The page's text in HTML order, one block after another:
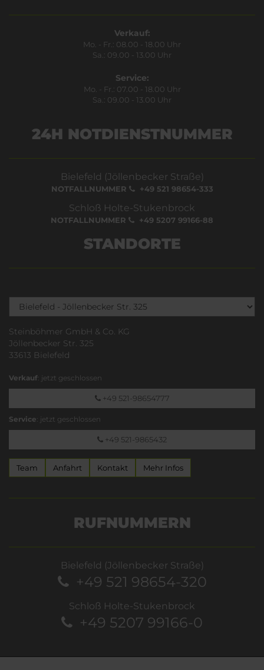
Verkauf:
Mo. - Fr.: 08.00 - 18.00 Uhr
Sa.: 09.00 - 13.00 Uhr
Service:
Mo. - Fr.: 07.00 - 18.00 Uhr
Sa.: 09.00 - 13.00 Uhr
24H NOTDIENSTNUMMER
Bielefeld (Jöllenbecker Straße)
NOTFALLNUMMER +49 521 98654-333
Schloß Holte-Stukenbrock
NOTFALLNUMMER +49 5207 99166-88
STANDORTE
Steinböhmer GmbH & Co. KG
Jöllenbecker Str. 325
33613 Bielefeld
Verkauf: jetzt geschlossen
+49 521-98654777
Service: jetzt geschlossen
+49 521-9865432
Team Anfahrt Kontakt Mehr Infos
RUFNUMMERN
Bielefeld (Jöllenbecker Straße)
+49 521 98654-320
Schloß Holte-Stukenbrock
+49 5207 99166-0